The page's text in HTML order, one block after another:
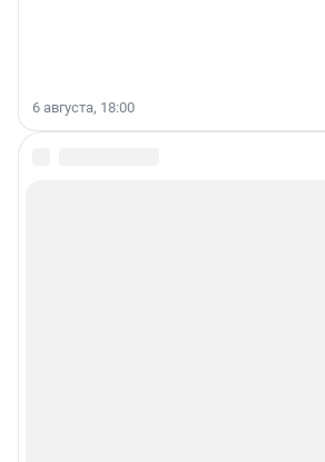
6 августа, 18:00